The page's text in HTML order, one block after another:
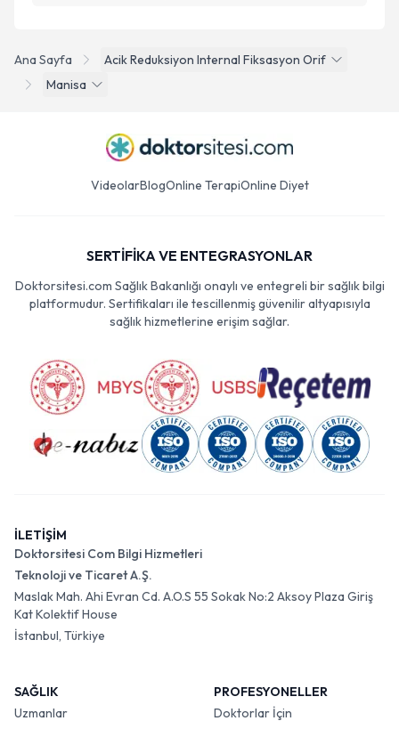
Ana Sayfa
Acik Reduksiyon Internal Fiksasyon Orif
Manisa
VideolarBlogOnline TerapiOnline Diyet
SERTİFİKA VE ENTEGRASYONLAR
Doktorsitesi.com Sağlık Bakanlığı onaylı ve entegreli bir sağlık bilgi
platformudur. Sertifikaları ile tescillenmiş güvenilir altyapısıyla
sağlık hizmetlerine erişim sağlar.
İLETİŞİM
Doktorsitesi Com Bilgi Hizmetleri
Teknoloji ve Ticaret A.Ş.
Maslak Mah. Ahi Evran Cd. A.O.S 55 Sokak No:2 Aksoy Plaza Giriş
Kat Kolektif House
İstanbul, Türkiye
SAĞLIK
Uzmanlar
PROFESYONELLER
Doktorlar İçin